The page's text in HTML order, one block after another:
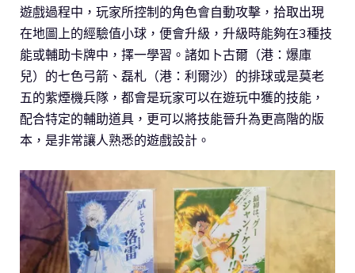
遊戲過程中，玩家所控制的角色會自動攻擊，拾取出現
在地圖上的經驗值小球，便會升級，升級時能夠在3種技
能或輔助卡牌中，擇一學習。諸如卜古爾（港：爆庫
兒）的七色弓箭、磊札（港：利爾沙）的排球或是莫老
五的紫煙機兵隊，都會是玩家可以在遊玩中獲的技能，
配合特定的輔助道具，更可以將技能晉升為更高階的版
本，是非常讓人熟悉的遊戲設計。